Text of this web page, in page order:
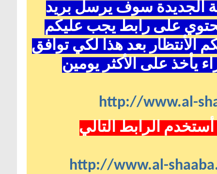
سوف يرسل بريد
رابط يجب عليكم
بعد هذا لكي توافق
الأكثر يومين
http://
التالي
http://